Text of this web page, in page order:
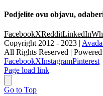
Podjelite ovu objavu,
FacebookXRedditLinkedIn
Copyright 2012 - 2023 |
All Rights Reserved |
FacebookXInstagramPinterest
Page load link
Go to Top